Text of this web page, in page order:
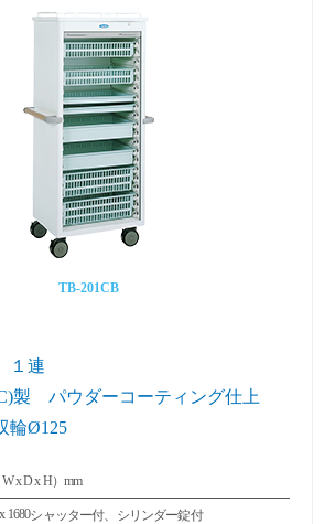
TB-201CB
１連
製 パウダーコーティング仕上
輪Ø125
x D x H）mm
1680シャッター付、シリンダー錠付